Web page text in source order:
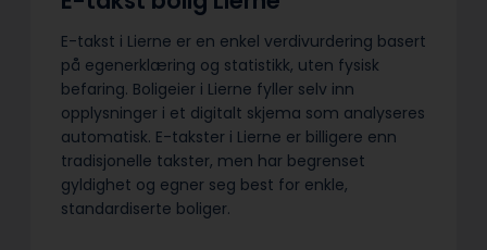
E-takst i Lierne er en enkel verdivurdering basert
på egenerklæring og statistikk, uten fysisk
befaring. Boligeier i Lierne fyller selv inn
opplysninger i et digitalt skjema som analyseres
automatisk. E-takster i Lierne er billigere enn
tradisjonelle takster, men har begrenset
gyldighet og egner seg best for enkle,
standardiserte boliger.